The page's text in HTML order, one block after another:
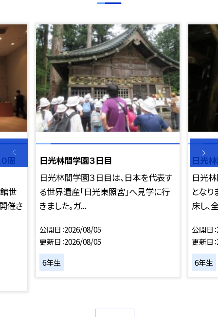
周
世
催さ
日光林間学園３日目
日光林間学園３日目は、日本を代表す
る世界遺産「日光東照宮」へ見学に行
きました。ガ...
公開日 2026/08/05
更新日 2026/08/05
6年生
日光
日光
となり
床し、
公開日
更新日
6年生